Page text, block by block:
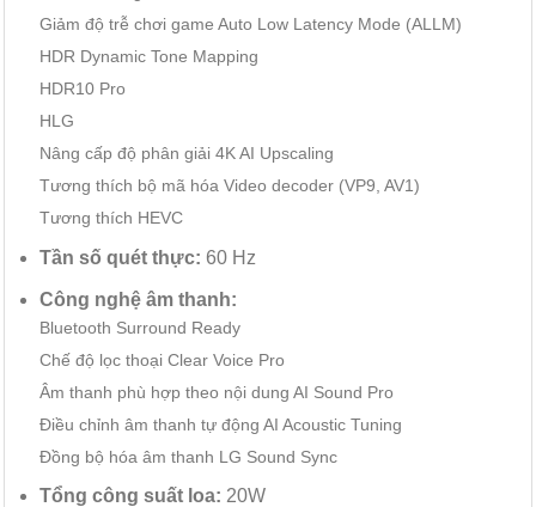
Giảm độ trễ chơi game Auto Low Latency Mode (ALLM)
HDR Dynamic Tone Mapping
HDR10 Pro
HLG
Nâng cấp độ phân giải 4K AI Upscaling
Tương thích bộ mã hóa Video decoder (VP9, AV1)
Tương thích HEVC
Tần số quét thực: 60 Hz
Công nghệ âm thanh:
Bluetooth Surround Ready
Chế độ lọc thoại Clear Voice Pro
Âm thanh phù hợp theo nội dung AI Sound Pro
Điều chỉnh âm thanh tự động AI Acoustic Tuning
Đồng bộ hóa âm thanh LG Sound Sync
Tổng công suất loa: 20W